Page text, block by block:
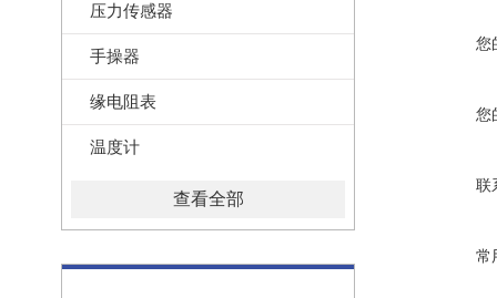
压力传感器
手操器
缘电阻表
温度计
查看全部
您
您
联
常